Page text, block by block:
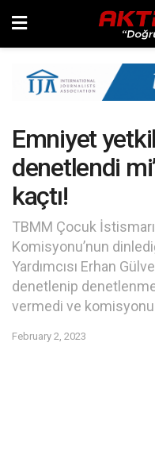
Emniyet
denetlendi
kaçtı!
TBMM Çocuk
Komisyonu’nun
Yardımcısı Erhan
denetlenip
vermedi ve
February 2, 2023